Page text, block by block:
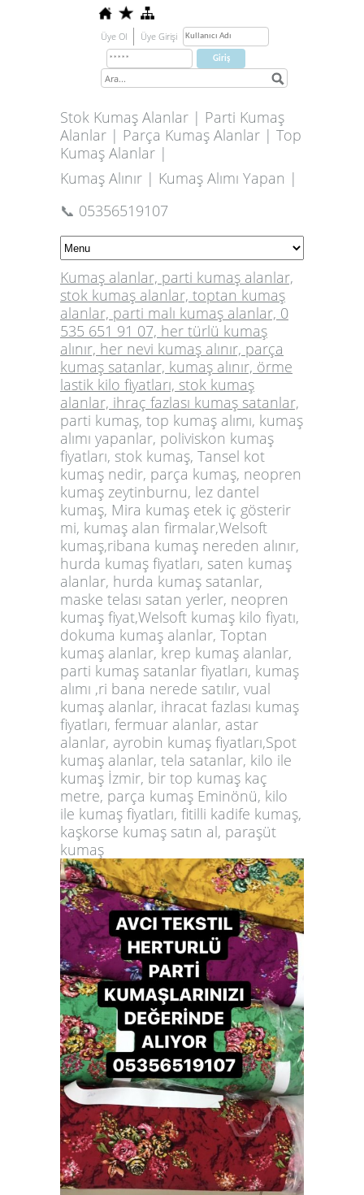
Üye Ol Üye Girişi
Stok Kumaş Alanlar | Parti Kumaş
Alanlar | Parça Kumaş Alanlar | Top
Kumaş Alanlar |
Kumaş Alınır | Kumaş Alımı Yapan |
📞 05356519107
Kumaş alanlar, parti kumaş alanlar,
stok kumaş alanlar, toptan kumaş
alanlar, parti malı kumaş alanlar, 0
535 651 91 07, her türlü kumaş
alınır, her nevi kumaş alınır, parça
kumaş satanlar, kumaş alınır, örme
lastik kilo fiyatları, stok kumaş
alanlar, ihraç fazlası kumaş satanlar,
parti kumaş, top kumaş alımı, kumaş
alımı yapanlar, poliviskon kumaş
fiyatları, stok kumaş, Tansel kot
kumaş nedir, parça kumaş, neopren
kumaş zeytinburnu, lez dantel
kumaş, Mira kumaş etek iç gösterir
mi, kumaş alan firmalar,Welsoft
kumaş,ribana kumaş nereden alınır,
hurda kumaş fiyatları, saten kumaş
alanlar, hurda kumaş satanlar,
maske telası satan yerler, neopren
kumaş fiyat,Welsoft kumaş kilo fiyatı,
dokuma kumaş alanlar, Toptan
kumaş alanlar, krep kumaş alanlar,
parti kumaş satanlar fiyatları, kumaş
alımı ,ri bana nerede satılır, vual
kumaş alanlar, ihracat fazlası kumaş
fiyatları, fermuar alanlar, astar
alanlar, ayrobin kumaş fiyatları,Spot
kumaş alanlar, tela satanlar, kilo ile
kumaş İzmir, bir top kumaş kaç
metre, parça kumaş Eminönü, kilo
ile kumaş fiyatları, fitilli kadife kumaş,
kaşkorse kumaş satın al, paraşüt
kumaş